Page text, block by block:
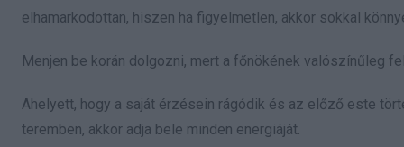
elhamarkodottan, hiszen ha figyelmetlen, akkor sokkal
Menjen be korán dolgozni, mert a főnökének valószínűleg
Ahelyett, hogy a saját érzésein rágódik és az előző este
teremben, akkor adja bele minden energiáját.